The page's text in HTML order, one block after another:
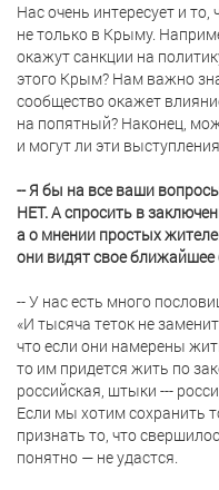
Нас очень интересует и
не только в Крыму.
окажут санкции на
этого Крым? Нам важно
сообщество окажет
на попятный? Наконец,
и могут ли эти
-- Я бы на все ваши
НЕТ. А спросить в
а о мнении простых
они видят свое ближайшее
-- У нас есть много
«И тысяча теток не
что если они намерены
то им придется жить по
российская, штыки ---
Если мы хотим сохранить
признать то, что
понятно — не удастся.